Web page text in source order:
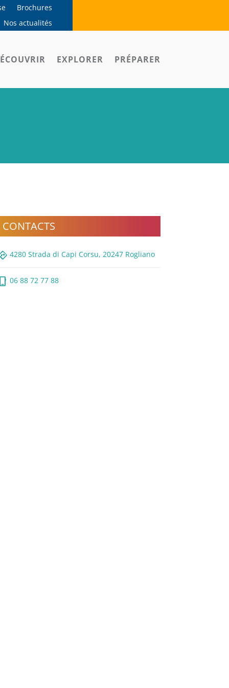
Brochures
Nos actualités
EXPLORER PRÉPARER
CONTACTS
4280 Strada di Capi Corsu, 20247 Rogliano
phone_iphone 06 88 72 77 88